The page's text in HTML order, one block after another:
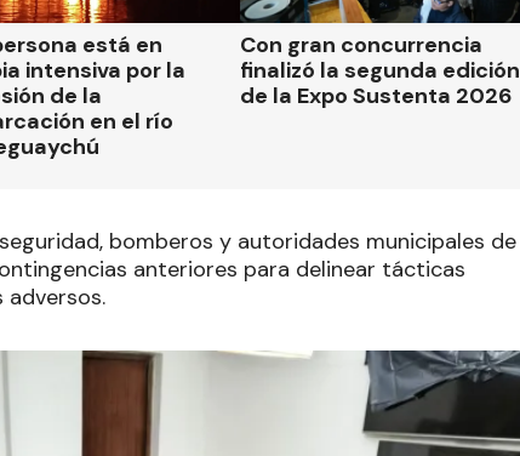
está en
intensiva por la
de la
en el río
Con gran concurrencia
finalizó la segunda edición
de la Expo Sustenta 2026
bomberos y autoridades municipales de
anteriores para delinear tácticas